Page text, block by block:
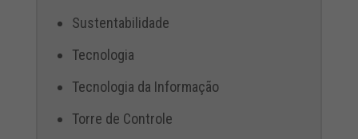
Sustentabilidade
Tecnologia
Tecnologia da Informação
Torre de Controle